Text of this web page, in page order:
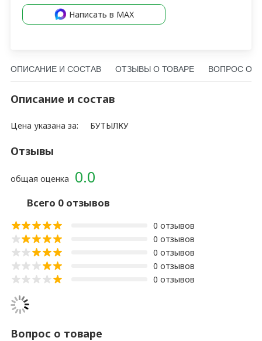
Написать в MAX
ОПИСАНИЕ И СОСТАВ ОТЗЫВЫ О ТОВАРЕ ВОПРОС О
Описание и состав
Цена указана за: БУТЫЛКУ
Отзывы
0.0
общая оценка
Всего 0 отзывов
0 отзывов
0 отзывов
0 отзывов
0 отзывов
0 отзывов
Вопрос о товаре